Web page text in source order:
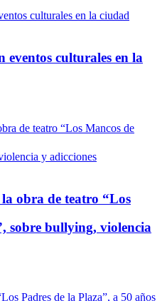
eventos culturales en la
obra de teatro “Los
sobre bullying, violencia